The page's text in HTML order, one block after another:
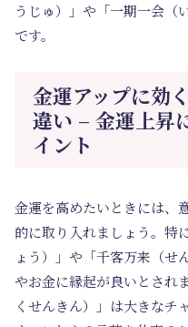
うじゅ）」や「一期一会（
です。
金運アップに効
違い – 金運上昇
イント
金運を高めたいときには、
的に取り入れましょう。特
ょう）」や「千客万来（せ
やお金に縁起が良いとされ
くせんきん）」は大きなチ